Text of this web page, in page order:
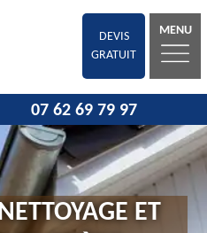
DEVIS
GRATUIT
MENU
07 62 69 79 97
ET